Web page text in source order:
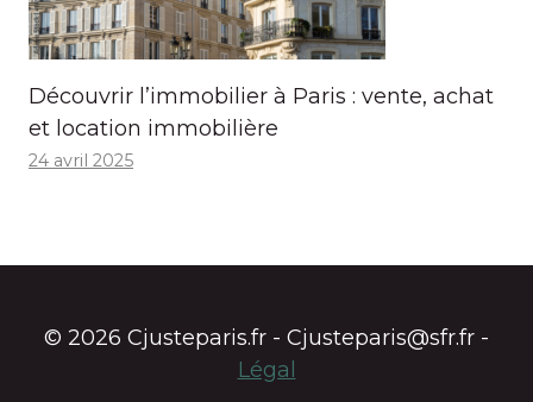
Découvrir l’immobilier à Paris : vente, achat
et location immobilière
24 avril 2025
© 2026 Cjusteparis.fr - Cjusteparis@sfr.fr -
Légal